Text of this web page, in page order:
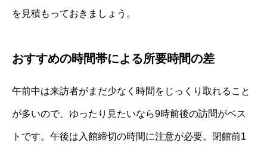
を見積もっておきましょう。
おすすめの時間帯による所要時間の差
午前中は来訪者がまだ少なく時間をじっくり取れること
が多いので、ゆったり見たいなら9時前後の訪問がベス
トです。午後は入館締切の時間に注意が必要。閉館前1